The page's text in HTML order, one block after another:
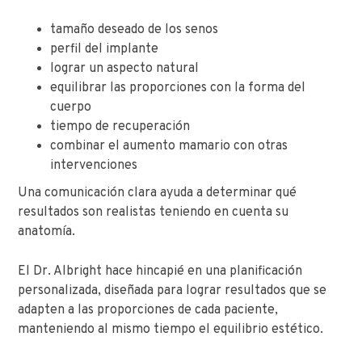
tamaño deseado de los senos
perfil del implante
lograr un aspecto natural
equilibrar las proporciones con la forma del
cuerpo
tiempo de recuperación
combinar el aumento mamario con otras
intervenciones
Una comunicación clara ayuda a determinar qué
resultados son realistas teniendo en cuenta su
anatomía.
El Dr. Albright hace hincapié en una planificación
personalizada, diseñada para lograr resultados que se
adapten a las proporciones de cada paciente,
manteniendo al mismo tiempo el equilibrio estético.